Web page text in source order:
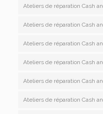
Ateliers de réparation Cash
Ateliers de réparation Cash
Ateliers de réparation Cash
Ateliers de réparation Cash
Ateliers de réparation Cash
Ateliers de réparation Cash